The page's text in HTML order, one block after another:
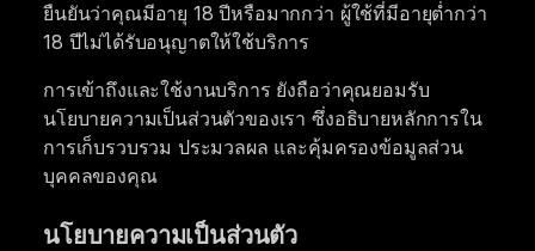
ยืนยันว่าคุณมีอายุ 18 ปีหรือมากกว่า ผู้ใช้ที่มีอายุต่ำกว่า
18 ปีไม่ได้รับอนุญาตให้ใช้บริการ
การเข้าถึงและใช้งานบริการ ยังถือว่าคุณยอมรับ
นโยบายความเป็นส่วนตัวของเรา ซึ่งอธิบายหลักการใน
การเก็บรวบรวม ประมวลผล และคุ้มครองข้อมูลส่วน
บุคคลของคุณ
นโยบายความเป็นส่วนตัว